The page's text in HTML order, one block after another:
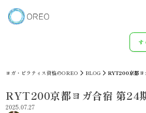
す
ヨガ・ピラティス資格のOREO BLOG RYT200京都ヨ
RYT200京都ヨガ合宿 第24
2025.07.27